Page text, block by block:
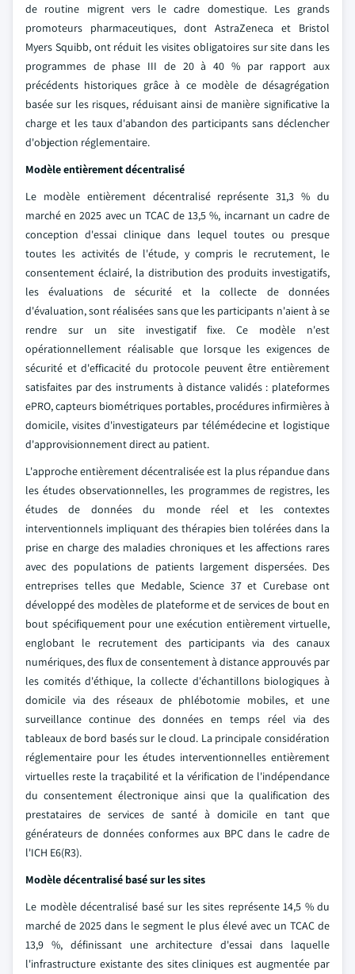
de routine migrent vers le cadre domestique. Les grands
promoteurs pharmaceutiques, dont AstraZeneca et Bristol
Myers Squibb, ont réduit les visites obligatoires sur site dans les
programmes de phase III de 20 à 40 % par rapport aux
précédents historiques grâce à ce modèle de désagrégation
basée sur les risques, réduisant ainsi de manière significative la
charge et les taux d'abandon des participants sans déclencher
d'objection réglementaire.
Modèle entièrement décentralisé
Le modèle entièrement décentralisé représente 31,3 % du
marché en 2025 avec un TCAC de 13,5 %, incarnant un cadre de
conception d'essai clinique dans lequel toutes ou presque
toutes les activités de l'étude, y compris le recrutement, le
consentement éclairé, la distribution des produits investigatifs,
les évaluations de sécurité et la collecte de données
d'évaluation, sont réalisées sans que les participants n'aient à se
rendre sur un site investigatif fixe. Ce modèle n'est
opérationnellement réalisable que lorsque les exigences de
sécurité et d'efficacité du protocole peuvent être entièrement
satisfaites par des instruments à distance validés : plateformes
ePRO, capteurs biométriques portables, procédures infirmières à
domicile, visites d'investigateurs par télémédecine et logistique
d'approvisionnement direct au patient.
L'approche entièrement décentralisée est la plus répandue dans
les études observationnelles, les programmes de registres, les
études de données du monde réel et les contextes
interventionnels impliquant des thérapies bien tolérées dans la
prise en charge des maladies chroniques et les affections rares
avec des populations de patients largement dispersées. Des
entreprises telles que Medable, Science 37 et Curebase ont
développé des modèles de plateforme et de services de bout en
bout spécifiquement pour une exécution entièrement virtuelle,
englobant le recrutement des participants via des canaux
numériques, des flux de consentement à distance approuvés par
les comités d'éthique, la collecte d'échantillons biologiques à
domicile via des réseaux de phlébotomie mobiles, et une
surveillance continue des données en temps réel via des
tableaux de bord basés sur le cloud. La principale considération
réglementaire pour les études interventionnelles entièrement
virtuelles reste la traçabilité et la vérification de l'indépendance
du consentement électronique ainsi que la qualification des
prestataires de services de santé à domicile en tant que
générateurs de données conformes aux BPC dans le cadre de
l'ICH E6(R3).
Modèle décentralisé basé sur les sites
Le modèle décentralisé basé sur les sites représente 14,5 % du
marché de 2025 dans le segment le plus élevé avec un TCAC de
13,9 %, définissant une architecture d'essai dans laquelle
l'infrastructure existante des sites cliniques est augmentée par